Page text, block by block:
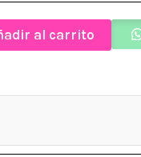
al carrito